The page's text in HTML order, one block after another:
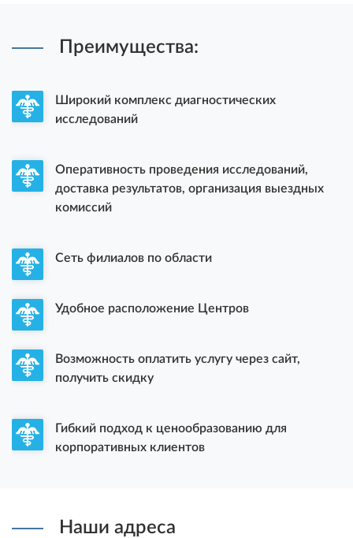
Преимущества:
Широкий комплекс диагностических
исследований
Оперативность проведения исследований,
доставка результатов, организация выездных
комиссий
Сеть филиалов по области
Удобное расположение Центров
Возможность оплатить услугу через сайт,
получить скидку
Гибкий подход к ценообразованию для
корпоративных клиентов
Наши адреса